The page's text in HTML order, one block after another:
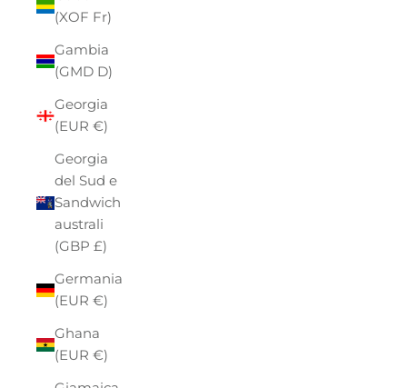
(XOF Fr)
Gambia
(GMD D)
Georgia
(EUR €)
Georgia
del Sud e
Sandwich
australi
(GBP £)
Germania
(EUR €)
Ghana
(EUR €)